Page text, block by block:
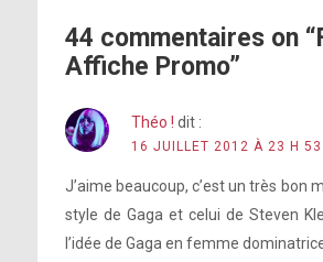
44 commentaires on
Affiche Promo”
Théo ! dit :
16 JUILLET 2012 À 23 H 53
J’aime beaucoup, c’est un très bon
style de Gaga et celui de Steven
l’idée de Gaga en femme